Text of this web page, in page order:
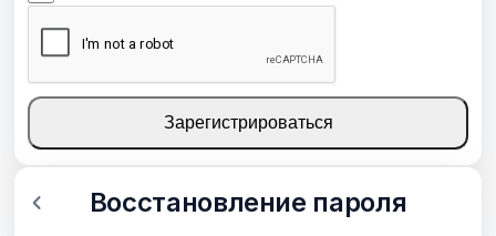
Зарегистрироваться
Восстановление пароля